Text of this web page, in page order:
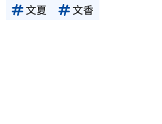
文夏 文香